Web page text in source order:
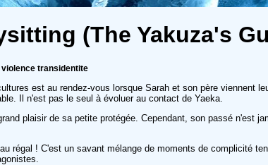
(The Yakuza's
transidentite
est au rendez-vous lorsque Sarah et son père viennent
Il n'est pas le seul à évoluer au contact de Yaeka.
plaisir de sa petite protégée. Cependant, son passé n'est
régal ! C'est un savant mélange de moments de complicité